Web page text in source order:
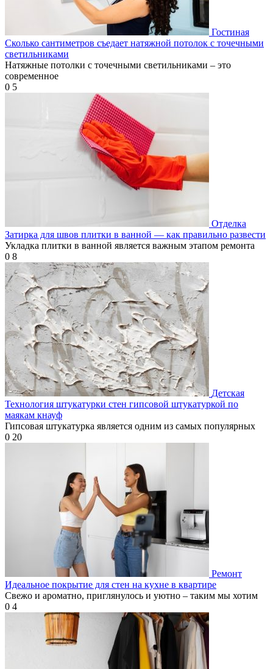
Гостиная
Сколько сантиметров съедает натяжной потолок с точечными
светильниками
Натяжные потолки с точечными светильниками – это
современное
0 5
Отделка
Затирка для швов плитки в ванной — как правильно развести
Укладка плитки в ванной является важным этапом ремонта
0 8
Детская
Технология штукатурки стен гипсовой штукатуркой по
маякам кнауф
Гипсовая штукатурка является одним из самых популярных
0 20
Ремонт
Идеальное покрытие для стен на кухне в квартире
Свежо и ароматно, приглянулось и уютно – таким мы хотим
0 4